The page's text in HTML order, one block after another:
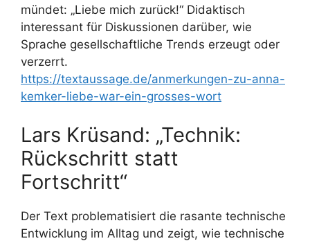
mündet: „Liebe mich zurück!“ Didaktisch
interessant für Diskussionen darüber, wie
Sprache gesellschaftliche Trends erzeugt oder
verzerrt.
https://textaussage.de/anmerkungen-zu-anna-
kemker-liebe-war-ein-grosses-wort
Lars Krüsand: „Technik:
Rückschritt statt
Fortschritt“
Der Text problematisiert die rasante technische
Entwicklung im Alltag und zeigt, wie technische